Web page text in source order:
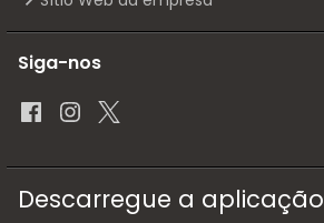
Siga-nos
Descarregue a aplicação